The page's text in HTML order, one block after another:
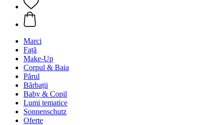
Marci
Față
Make-Up
Corpul & Baia
Părul
Bărbații
Baby & Copil
Lumi tematice
Sonnenschutz
Oferte